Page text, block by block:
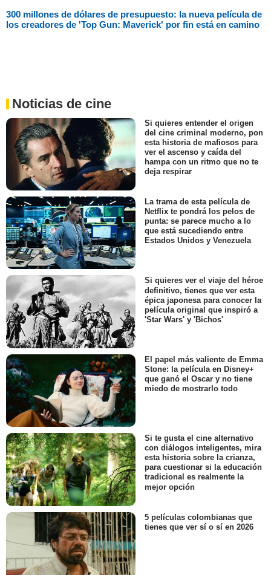
300 millones de dólares de presupuesto: la nueva película de
los creadores de 'Top Gun: Maverick' por fin está en camino
Noticias de cine
Si quieres entender el origen
del cine criminal moderno, pon
esta historia de mafiosos para
ver el ascenso y caída del
hampa con un ritmo que no te
deja respirar
La trama de esta película de
Netflix te pondrá los pelos de
punta: se parece mucho a lo
que está sucediendo entre
Estados Unidos y Venezuela
Si quieres ver el viaje del héroe
definitivo, tienes que ver esta
épica japonesa para conocer la
película original que inspiró a
'Star Wars' y 'Bichos'
El papel más valiente de Emma
Stone: la película en Disney+
que ganó el Oscar y no tiene
miedo de mostrarlo todo
Si te gusta el cine alternativo
con diálogos inteligentes, mira
esta historia sobre la crianza,
para cuestionar si la educación
tradicional es realmente la
mejor opción
5 películas colombianas que
tienes que ver sí o sí en 2026